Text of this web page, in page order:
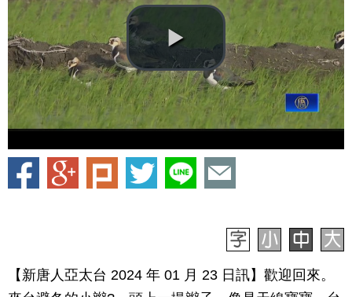
【新唐人亞太台 2024 年 01 月 23 日訊】歡迎回來。